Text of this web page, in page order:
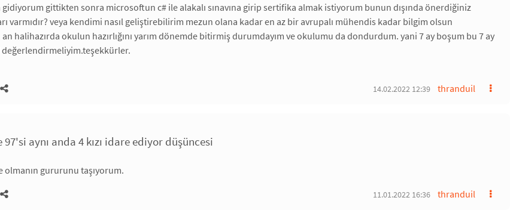
gittikten sonra microsoftun c# ile alakalı sınavına girip sertifika almak istiyorum bunun dışında önerdiğiniz
varmıdır? veya kendimi nasıl geliştirebilirim mezun olana kadar en az bir avrupalı mühendis kadar bilgim olsun
halihazırda okulun hazırlığını yarım dönemde bitirmiş durumdayım ve okulumu da dondurdum. yani 7 ay boşum bu 7 ay
değerlendirmeliyim.teşekkürler.
thranduil
14.02.2022 12:39
aynı anda 4 kızı idare ediyor düşüncesi
gururunu taşıyorum.
thranduil
11.01.2022 16:36